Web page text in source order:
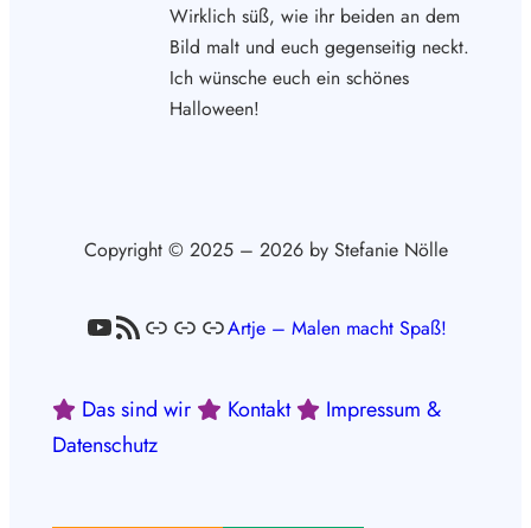
Wirklich süß, wie ihr beiden an dem
Bild malt und euch gegenseitig neckt.
Ich wünsche euch ein schönes
Halloween!
Copyright © 2025 – 2026 by Stefanie Nölle
YouTube
RSS-FeedLinkLinkLinkArtje – Malen macht Spaß!
Das sind wir Kontakt
Impressum &
Datenschutz